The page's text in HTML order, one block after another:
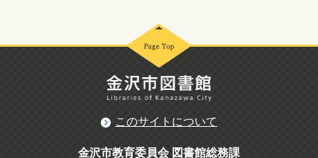
このサイトについて
金沢市教育委員会 図書館総務課